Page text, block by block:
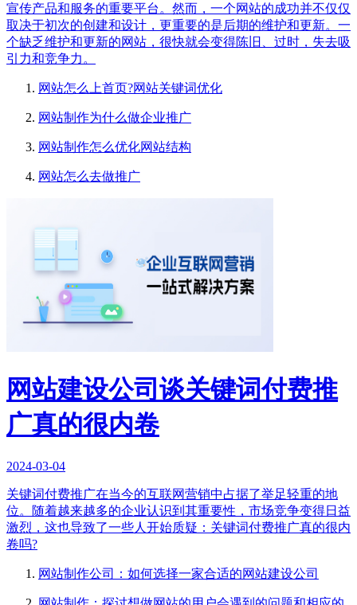
宣传产品和服务的重要平台。然而，一个网站的成功并不仅仅
取决于初次的创建和设计，更重要的是后期的维护和更新。一
个缺乏维护和更新的网站，很快就会变得陈旧、过时，失去吸
引力和竞争力。
网站怎么上首页?网站关键词优化
网站制作为什么做企业推广
网站制作怎么优化网站结构
网站怎么去做推广
网站建设公司谈关键词付费推
广真的很内卷
2024-03-04
关键词付费推广在当今的互联网营销中占据了举足轻重的地
位。随着越来越多的企业认识到其重要性，市场竞争变得日益
激烈，这也导致了一些人开始质疑：关键词付费推广真的很内
卷吗?
网站制作公司：如何选择一家合适的网站建设公司